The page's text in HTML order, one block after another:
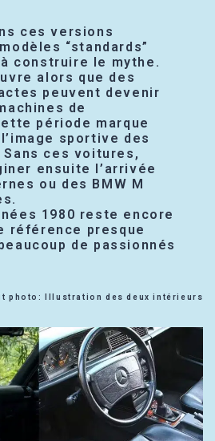
ces versions
“standards”
construire le mythe.
alors que des
peuvent devenir
de
période marque
sportive des
Sans ces voitures,
ensuite l’arrivée
ou des BMW M
1980 reste encore
référence presque
de passionnés
photo: Illustration des deux intérieurs